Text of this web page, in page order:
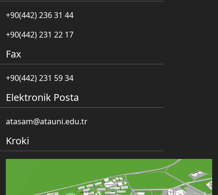
+90(442) 236 31 44
+90(442) 231 22 17
Fax
+90(442) 231 59 34
Elektronik Posta
atasam@atauni.edu.tr
Kroki